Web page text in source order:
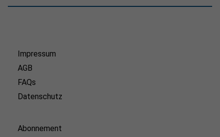
Impressum
AGB
FAQs
Datenschutz
Abonnement